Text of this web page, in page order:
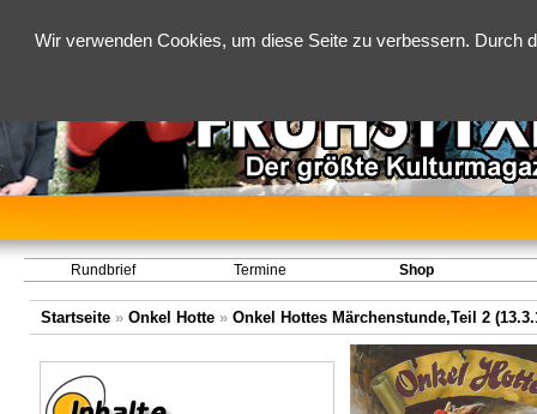
Wir verwenden Cookies, um diese Seite zu verbessern.
Rundbrief Termine Shop
Startseite» Onkel Hotte» Onkel Hottes Märchenstunde,Teil 2